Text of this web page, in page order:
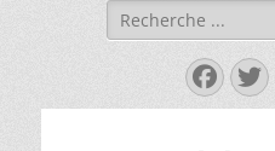
Rechercher :